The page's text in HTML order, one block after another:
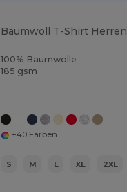
Baumwoll T-Shirt Herren
100% Baumwolle
185 gsm
+40 Farben
S M L XL 2XL